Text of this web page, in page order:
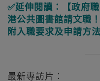
✅延伸閱讀：【政府
港公共圖書館請文職
附入職要求及申請方
最新專訪片︰